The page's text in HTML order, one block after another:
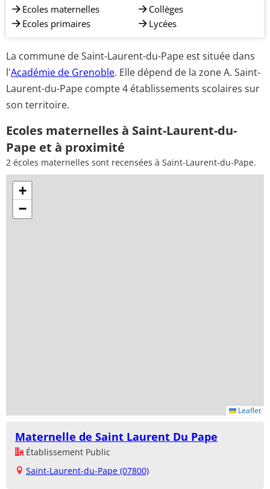
Ecoles maternelles
Ecoles primaires
Collèges
Lycées
La commune de Saint-Laurent-du-Pape est située dans
l'Académie de Grenoble. Elle dépend de la zone A. Saint-
Laurent-du-Pape compte 4 établissements scolaires sur
son territoire.
Ecoles maternelles à Saint-Laurent-du-
Pape et à proximité
2 écoles maternelles sont recensées à Saint-Laurent-du-Pape.
+
−
Leaflet
Maternelle de Saint Laurent Du Pape
Établissement Public
Saint-Laurent-du-Pape (07800)